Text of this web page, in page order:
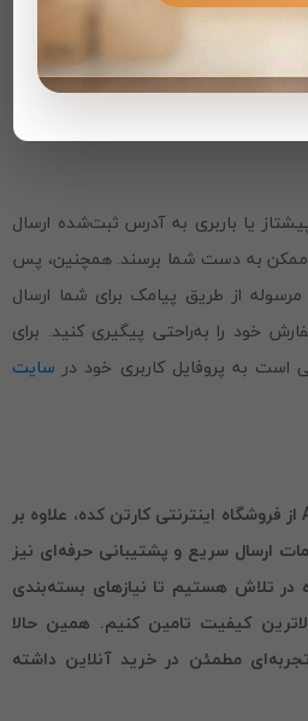
یا باربری به آدرس ثبت‌شده ارسال
ممکن به دست شما برسند. همچنین، پس
از طریق پیامک برای شما ارسال
خود را به‌راحتی پیگیری کنید. برای
به پروفایل کاربری خود در سایت
با خرید پاکت پستی حبابدار A4 از فروشگاه اینترنتی کارتن کده، علاوه بر
ارسال سریع و پشتیبانی حرفه‌ای نیز
در تلاش هستیم تا نیازهای بسته‌بندی
کیفیت تامین کنیم. همین حالا
مطمئن در خرید آنلاین داشته